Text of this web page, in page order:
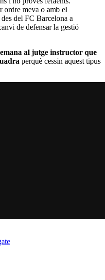
ordre meva o amb el
del FC Barcelona a
de defensar la gestió
al jutge instructor que
perquè cessin aquest tipus